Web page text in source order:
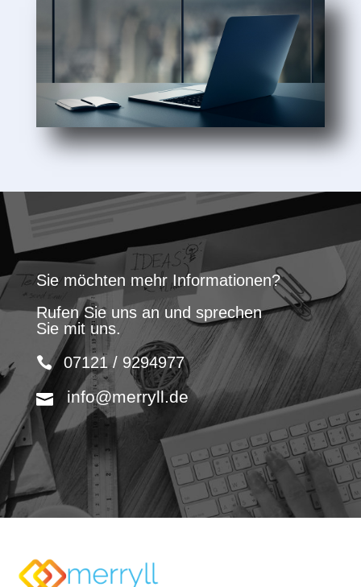
Sie möchten mehr Informationen?
Rufen Sie uns an und sprechen
Sie mit uns.
07121 / 9294977
info@merryll.de